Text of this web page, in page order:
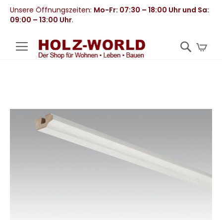
Unsere Öffnungszeiten: Mo-Fr: 07:30 – 18:00 Uhr und Sa:
09:00 – 13:00 Uhr.